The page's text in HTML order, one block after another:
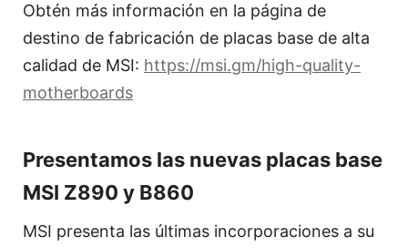
Obtén más información en la página de
destino de fabricación de placas base de alta
calidad de MSI: https://msi.gm/high-quality-
motherboards
Presentamos las nuevas placas base
MSI Z890 y B860
MSI presenta las últimas incorporaciones a su